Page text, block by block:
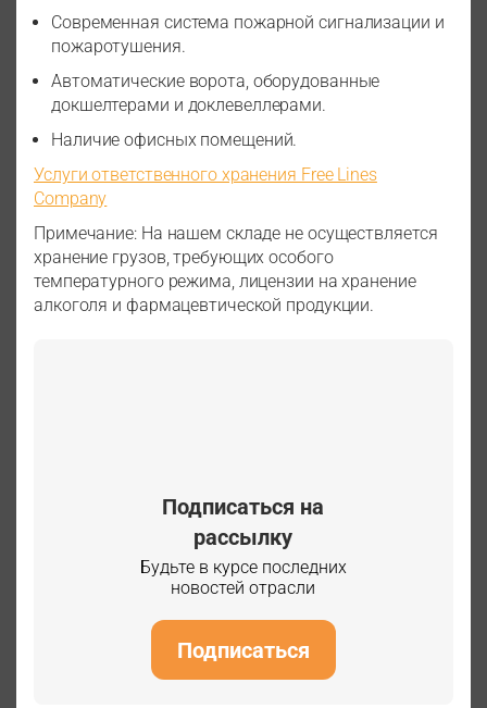
Современная система пожарной сигнализации и
пожаротушения.
Автоматические ворота, оборудованные
докшелтерами и доклевеллерами.
Наличие офисных помещений.
Услуги ответственного хранения Free Lines
Company
Примечание: На нашем складе не осуществляется
хранение грузов, требующих особого
температурного режима, лицензии на хранение
алкоголя и фармацевтической продукции.
Подписаться на
рассылку
Будьте в курсе последних
новостей отрасли
Подписаться